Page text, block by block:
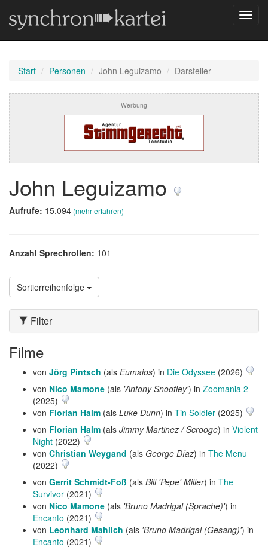
Start Personen John Leguizamo Darsteller
Werbung
John Leguizamo
Aufrufe: 15.094(mehr erfahren)
Anzahl Sprechrollen: 101
Sortierreihenfolge
Filter
Filme
von Jörg Pintsch (als Eumaios) in Die Odyssee (2026)
von Nico Mamone (als 'Antony Snootley') in Zoomania 2
(2025)
von Florian Halm (als Luke Dunn) in Tin Soldier (2025)
von Florian Halm (als Jimmy Martinez / Scrooge) in Violent
Night (2022)
von Christian Weygand (als George Díaz) in The Menu
(2022)
von Gerrit Schmidt-Foß (als Bill 'Pepe' Miller) in The
Survivor (2021)
von Nico Mamone (als 'Bruno Madrigal (Sprache)') in
Encanto (2021)
von Leonhard Mahlich (als 'Bruno Madrigal (Gesang)') in
Encanto (2021)